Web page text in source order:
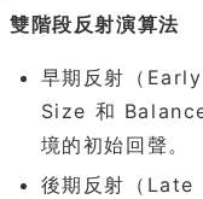
雙階段反射演算法
早期反射（
Size 和
境的初始回聲。
後期反射（